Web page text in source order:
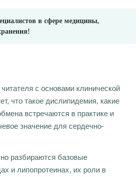
в сфере медицины,
с основами клинической
что такое дислипидемия, какие
встречаются в практике и
значение для сердечно-
разбираются базовые
и липопротеинах, их роли в